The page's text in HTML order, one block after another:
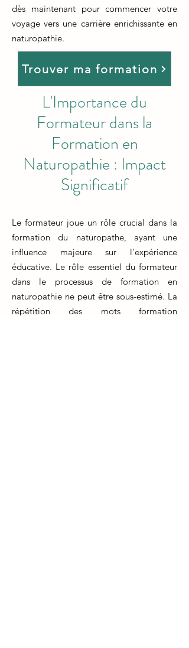
dès maintenant pour commencer votre
voyage vers une carrière enrichissante en
naturopathie.
Trouver ma formation
L'Importance du
Formateur dans la
Formation en
Naturopathie : Impact
Significatif
Le formateur joue un rôle crucial dans la
formation du naturopathe, ayant une
influence majeure sur l'expérience
éducative. Le rôle essentiel du formateur
dans le processus de formation en
naturopathie ne peut être sous-estimé. La
répétition des mots formation